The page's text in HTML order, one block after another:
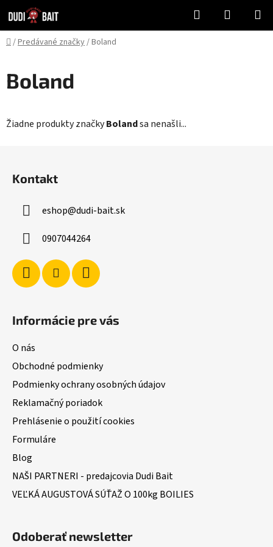
na
obsah
Hľadať
KOŠÍK
Domov
/Predávané značky/Boland
Boland
Žiadne produkty značkyBolandsa nenašli...
Kontakt
eshop@dudi-bait.sk
0907044264
Informácie pre vás
O nás
Obchodné podmienky
Podmienky ochrany osobných údajov
Reklamačný poriadok
Prehlásenie o použití cookies
Formuláre
Blog
NAŠI PARTNERI - predajcovia Dudi Bait
VEĽKÁ AUGUSTOVÁ SÚŤAŽ O 100kg BOILIES
Odoberať newsletter